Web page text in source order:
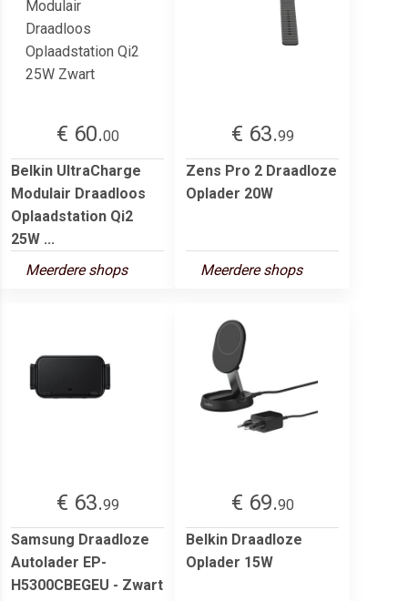
€ 60.00
Belkin UltraCharge
Modulair Draadloos
Oplaadstation Qi2
25W ...
Meerdere shops
€ 63.99
Zens Pro 2 Draadloze
Oplader 20W
Meerdere shops
€ 63.99
Samsung Draadloze
Autolader EP-
H5300CBEGEU - Zwart
€ 69.90
Belkin Draadloze
Oplader 15W